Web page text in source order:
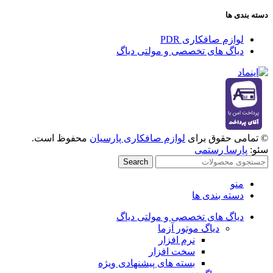
دسته بندی ها
لوازم صافکاری PDR
دیاگ های تخصصی و مولتی دیاگ
© تمامی حقوق برای لوازم صافکاری پارسیان محفوظ است.
سئو: پارسا رستمی
Search
منو
دسته بندی ها
دیاگ های تخصصی و مولتی دیاگ
دیاگ موتور آزما
نرم افزار
سخت افزار
بسته های پیشنهادی ویژه